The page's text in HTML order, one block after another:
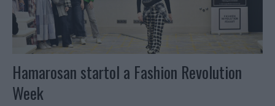
Hamarosan startol a Fashion Revolution
Week